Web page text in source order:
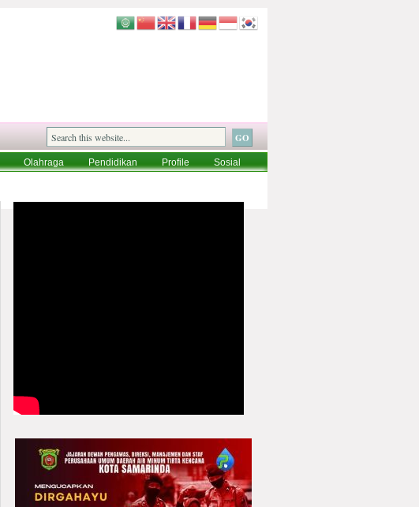
Olahraga Pendidikan Profile
Sosial